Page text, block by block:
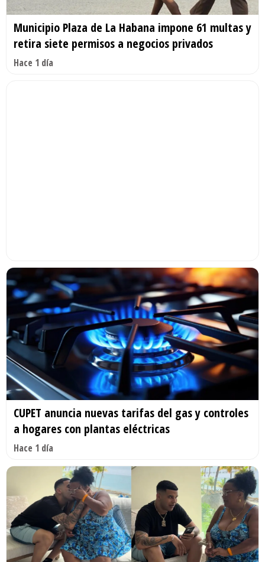
Municipio Plaza de La Habana impone 61 multas y
retira siete permisos a negocios privados
Hace 1 día
CUPET anuncia nuevas tarifas del gas y controles
a hogares con plantas eléctricas
Hace 1 día